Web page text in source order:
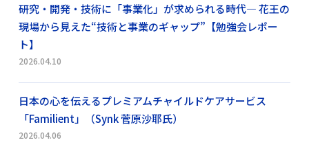
研究・開発・技術に「事業化」が求められる時代― 花王の
現場から見えた“技術と事業のギャップ”【勉強会レポー
ト】
2026.04.10
日本の心を伝えるプレミアムチャイルドケアサービス
「Familient」（Synk 菅原沙耶氏）
2026.04.06